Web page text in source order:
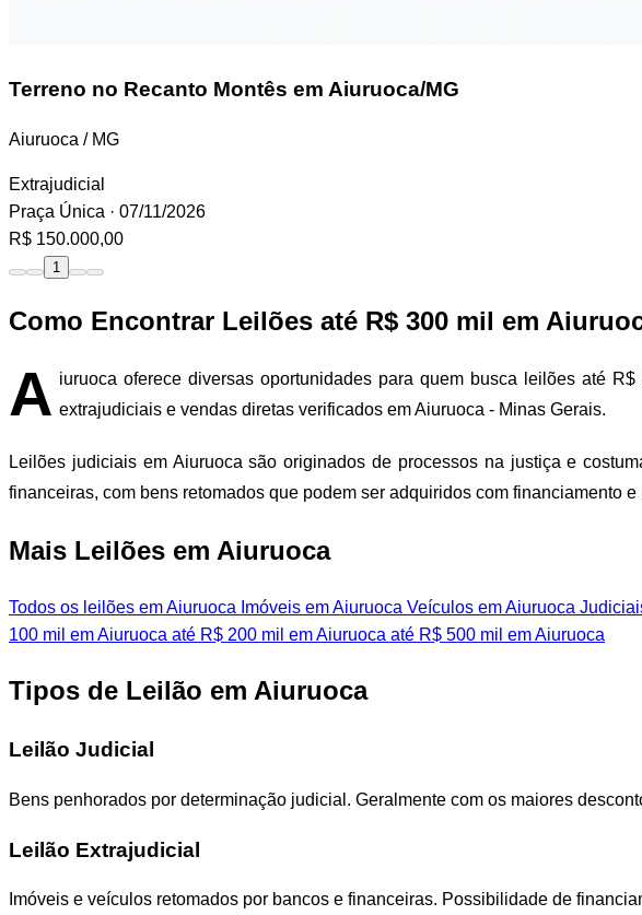
Terreno no Recanto Montês em Aiuruoca/MG
Aiuruoca / MG
Extrajudicial
Praça Única · 07/11/2026
R$ 150.000,00
1
Como Encontrar Leilões até R$ 300 mil em
A iuruoca oferece diversas oportunidades para quem busca leilões até
extrajudiciais e vendas diretas verificados em Aiuruoca - Minas Gerais.
Leilões judiciais em Aiuruoca são originados de processos na justiça e
financeiras, com bens retomados que podem ser adquiridos com financiamento e
Mais Leilões em Aiuruoca
Todos os leilões em Aiuruoca Imóveis em Aiuruoca Veículos em Aiuruoca
100 mil em Aiuruoca até R$ 200 mil em Aiuruoca até R$ 500 mil em Aiuruoca
Tipos de Leilão em Aiuruoca
Leilão Judicial
Bens penhorados por determinação judicial. Geralmente com os maiores
Leilão Extrajudicial
Imóveis e veículos retomados por bancos e financeiras. Possibilidade de